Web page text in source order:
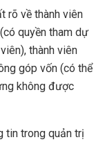
rõ về thành viên
quyền tham dự
thành viên
góp vốn (có thể
không được
tin trong quản trị